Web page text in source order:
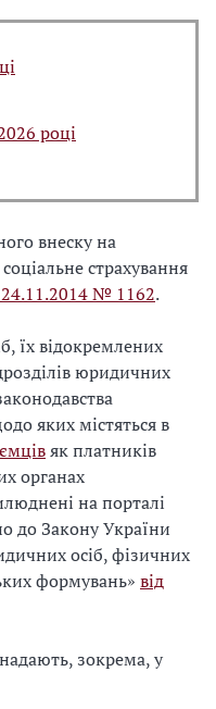
році
внеску на
страхування
24.11.2014 № 1162.
їх відокремлених
юридичних
яких містяться в
як платників
органах
на порталі
до Закону України
осіб, фізичних
формувань» від
зокрема, у